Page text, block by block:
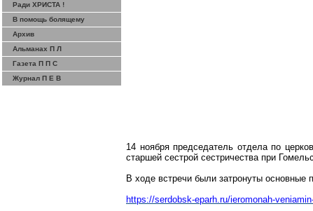
Ради ХРИСТА !
В помощь болящему
Архив
Альманах П Л
Газета П П С
Журнал П Е В
14 ноября председатель отдела по
старшей сестрой сестричествапри
В ходе встречи были затронуты основные
https://serdobsk-eparh.ru/ieromonah-